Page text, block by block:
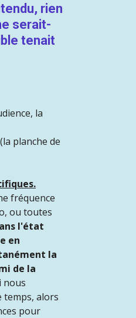
rien
serait-
tenait
la
planche de
fréquence
ou toutes
l'état
en
la
de la
nous
temps, alors
pour